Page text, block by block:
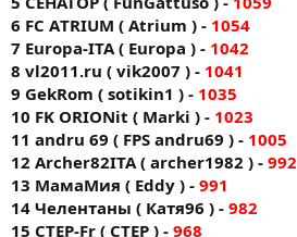
6 FC АTRIUM ( Atrium ) - 1054
7 Europa-ITA ( Europa ) - 1042
8 vl2011.ru ( vik2007 ) - 1041
9 GekRom ( sotikin1 ) - 1035
10 FK ORIONit ( Markі ) - 1023
11 andru 69 ( FPS andru69 ) - 1005
12 Archer82ITA ( archer1982 ) - 992
13 МамаМия ( Eddy ) - 991
14 Челентаны ( Катя96 ) - 982
15 CTEP-Fr ( CTEP ) - 968